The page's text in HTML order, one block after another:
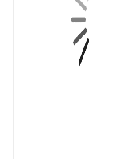
235/45 R19